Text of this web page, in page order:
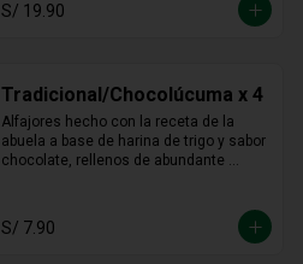
blanco de lúcuma
S/ 19.90
Tradicional/Chocolúcuma x 4
Alfajores hecho con la receta de la
abuela a base de harina de trigo y sabor
chocolate, rellenos de abundante
S/ 7.90